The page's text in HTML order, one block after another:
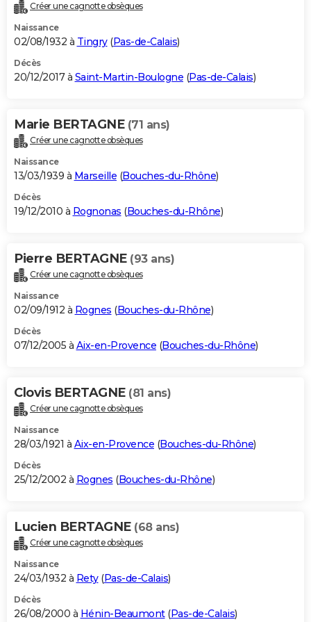
Créer une cagnotte obsèques
Naissance
02/08/1932 à Tingry(Pas-de-Calais)
Décès
20/12/2017 à Saint-Martin-Boulogne (Pas-de-Calais)
Marie BERTAGNE (71 ans)
Créer une cagnotte obsèques
Naissance
13/03/1939 à Marseille (Bouches-du-Rhône)
Décès
19/12/2010 à Rognonas (Bouches-du-Rhône)
Pierre BERTAGNE (93 ans)
Créer une cagnotte obsèques
Naissance
02/09/1912 à Rognes (Bouches-du-Rhône)
Décès
07/12/2005 à Aix-en-Provence (Bouches-du-Rhône)
Clovis BERTAGNE (81 ans)
Créer une cagnotte obsèques
Naissance
28/03/1921 à Aix-en-Provence (Bouches-du-Rhône)
Décès
25/12/2002 à Rognes (Bouches-du-Rhône)
Lucien BERTAGNE (68 ans)
Créer une cagnotte obsèques
Naissance
24/03/1932 à Rety(Pas-de-Calais)
Décès
26/08/2000 à Hénin-Beaumont(Pas-de-Calais)